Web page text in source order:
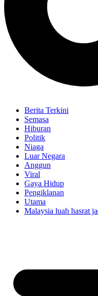
Berita Terkini
Semasa
Hiburan
Politik
Niaga
Luar Negara
Anggun
Viral
Gaya Hidup
Pengiklanan
Utama
Malaysia luah hasrat